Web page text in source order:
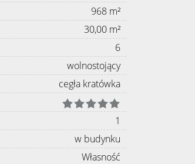
968 m²
30,00 m²
6
wolnostojący
cegła kratówka
1
w budynku
Własność